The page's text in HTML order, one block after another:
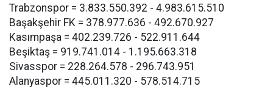
Trabzonspor = 3.833.550.392 - 4.983.615.510
Başakşehir FK = 378.977.636 - 492.670.927
Kasımpaşa = 402.239.726 - 522.911.644
Beşiktaş = 919.741.014 - 1.195.663.318
Sivasspor = 228.264.578 - 296.743.951
Alanyaspor = 445.011.320 - 578.514.715